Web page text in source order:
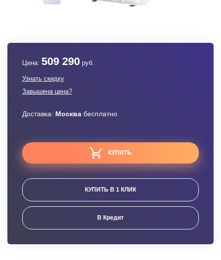
Цена: 509 290 руб.
Узнать скидку
Завышена цена?
Доставка: Москва бесплатно
КУПИТЬ
КУПИТЬ В 1 КЛИК
В Кредит